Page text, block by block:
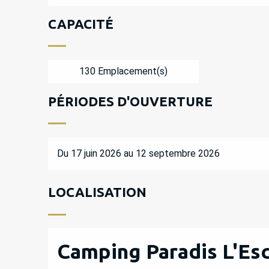
CAPACITÉ
130 Emplacement(s)
PÉRIODES D'OUVERTURE
Du 17 juin 2026 au 12 septembre 2026
LOCALISATION
Camping Paradis